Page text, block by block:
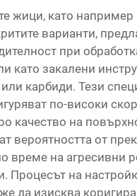
жици, като
варианти,
при
като закалени
карбиди. Тези
по-високи
качество на
вероятността от
време на агресивни
Процесът на
да изисква